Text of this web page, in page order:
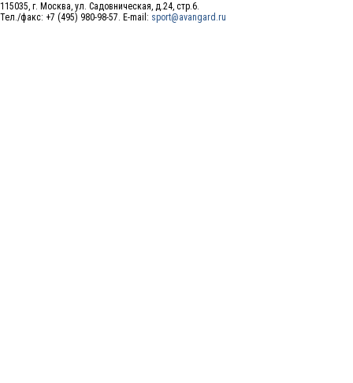
115035, г. Москва, ул. Садовническая, д.24, стр.6.
Тел./факс: +7 (495) 980-98-57. E-mail: sport@avangard.ru